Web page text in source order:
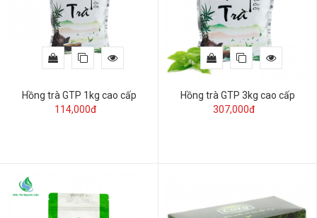
Hồng trà GTP 1kg cao cấp
114,000đ
Hồng trà GTP 3kg cao cấp
307,000đ